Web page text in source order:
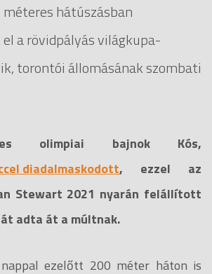
hátúszásban
a rövidpályás világkupa-
torontói állomásának szombati
olimpiai bajnok Kós,
diadalmaskodott, ezzel az
Stewart 2021 nyarán felállított
adta át a múltnak.
ezelőtt 200 méter háton is